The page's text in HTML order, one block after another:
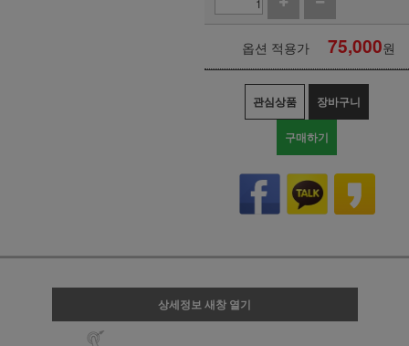
옵션 적용가 75,000원
관심상품 장바구니
구매하기
상세정보 새창 열기